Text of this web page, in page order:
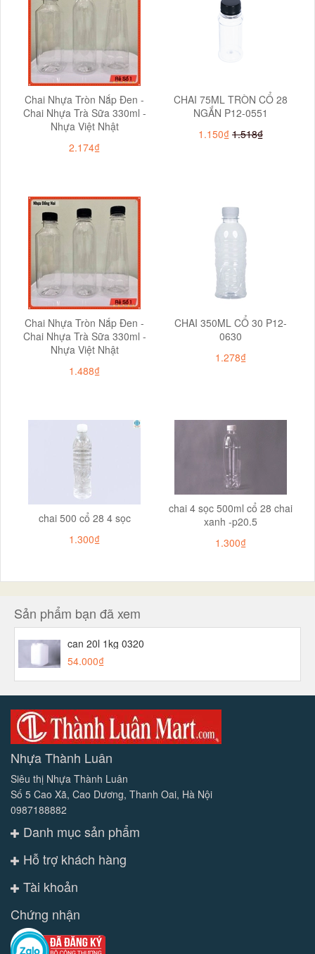
Chai Nhựa Tròn Nắp Đen -
Chai Nhựa Trà Sữa 330ml -
Nhựa Việt Nhật
2.174₫
CHAI 75ML TRÒN CỔ 28
NGẮN P12-0551
1.150₫ 1.518₫
Chai Nhựa Tròn Nắp Đen -
Chai Nhựa Trà Sữa 330ml -
Nhựa Việt Nhật
1.488₫
CHAI 350ML CỔ 30 P12-
0630
1.278₫
chai 500 cổ 28 4 sọc
1.300₫
chai 4 sọc 500ml cổ 28 chai
xanh -p20.5
1.300₫
Sản phẩm bạn đã xem
can 20l 1kg 0320
54.000₫
Nhựa Thành Luân
Siêu thị Nhựa Thành Luân
Số 5 Cao Xã, Cao Dương, Thanh Oai, Hà Nội
0987188882
Danh mục sản phẩm
Hỗ trợ khách hàng
Tài khoản
Chứng nhận